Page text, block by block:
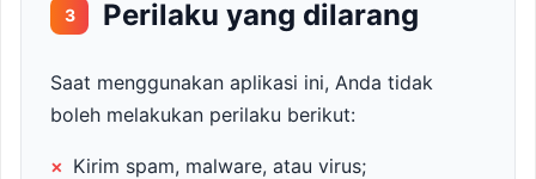
3 Perilaku yang dilarang
Saat menggunakan aplikasi ini, Anda tidak
boleh melakukan perilaku berikut:
× Kirim spam, malware, atau virus;